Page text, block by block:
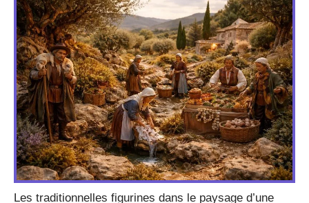
Les traditionnelles figurines dans le paysage d’une